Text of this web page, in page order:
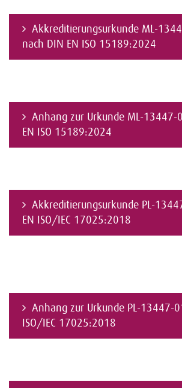
Akkreditierungsurkunde ML-
nach DIN EN ISO 15189:2024
Anhang zur Urkunde ML-13447-
EN ISO 15189:2024
Akkreditierungsurkunde PL-
EN ISO/IEC 17025:2018
Anhang zur Urkunde PL-13447-
ISO/IEC 17025:2018